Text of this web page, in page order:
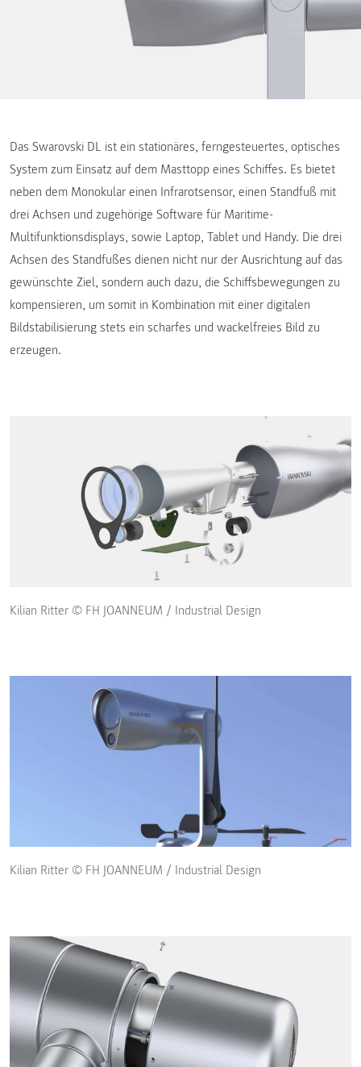
Das Swarovski DL ist ein stationäres, ferngesteuertes, optisches
System zum Einsatz auf dem Masttopp eines Schiffes. Es bietet
neben dem Monokular einen Infrarotsensor, einen Standfuß mit
drei Achsen und zugehörige Software für Maritime-
Multifunktionsdisplays, sowie Laptop, Tablet und Handy. Die drei
Achsen des Standfußes dienen nicht nur der Ausrichtung auf das
gewünschte Ziel, sondern auch dazu, die Schiffsbewegungen zu
kompensieren, um somit in Kombination mit einer digitalen
Bildstabilisierung stets ein scharfes und wackelfreies Bild zu
erzeugen.
Kilian Ritter © FH JOANNEUM / Industrial Design
Kilian Ritter © FH JOANNEUM / Industrial Design